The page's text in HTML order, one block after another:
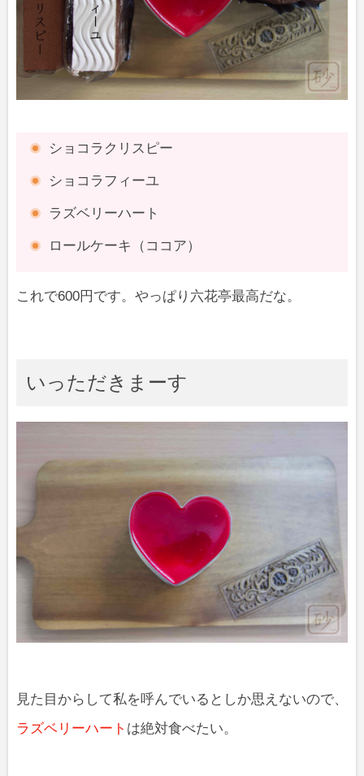
ショコラクリスピー
ショコラフィーユ
ラズベリーハート
ロールケーキ（ココア）
これで600円です。やっぱり六花亭最高だな。
いっただきまーす
見た目からして私を呼んでいるとしか思えないので、
ラズベリーハート は絶対食べたい。